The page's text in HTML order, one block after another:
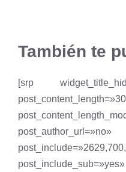
También te
[srp